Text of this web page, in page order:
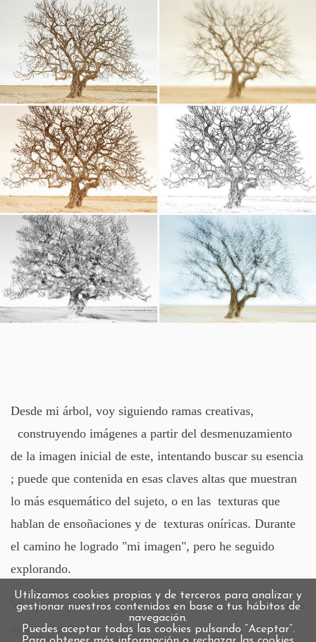
Desde mi árbol, voy siguiendo ramas creativas,
construyendo imágenes a partir del desmenuzamiento
de la imagen inicial de este, intentando buscar su esencia
; puede que contenida en esas claves altas que muestran
lo más esquemático del sujeto, o en las texturas que
hablan de ensoñaciones y de texturas oníricas. Durante
el camino he logrado "mi imagen", pero he seguido
explorando.
Mi opcion preferida era la escogida anteriormente, la que
muestro al final.
Utilizamos cookies propias y de terceros para analizar y
gestionar nuestros contenidos en base a tus hábitos de
navegación.
Puedes aceptar todas las cookies pulsando “Aceptar”.